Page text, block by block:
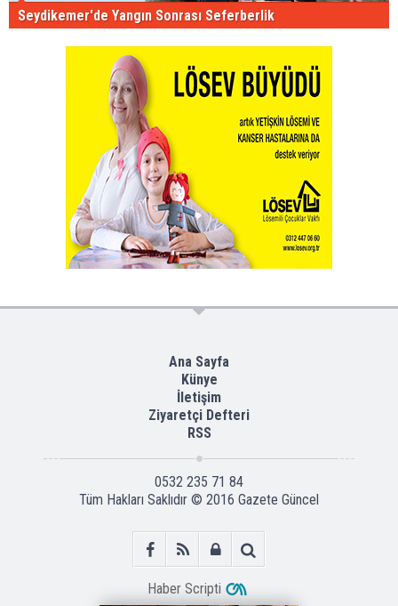
Seydikemer'de Yangın Sonrası Seferberlik
Ana Sayfa
Künye
İletişim
Ziyaretçi Defteri
RSS
0532 235 71 84
Tüm Hakları Saklıdır © 2016 Gazete Güncel
Haber Scripti